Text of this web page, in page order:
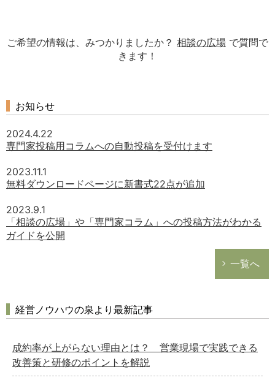
ご希望の情報は、みつかりましたか？ 相談の広場 で質問で
きます！
お知らせ
2024.4.22
専門家投稿用コラムへの自動投稿を受付けます
2023.11.1
無料ダウンロードページに新書式22点が追加
2023.9.1
「相談の広場」や「専門家コラム」への投稿方法がわかる
ガイドを公開
一覧へ
経営ノウハウの泉より最新記事
成約率が上がらない理由とは？ 営業現場で実践できる
改善策と研修のポイントを解説